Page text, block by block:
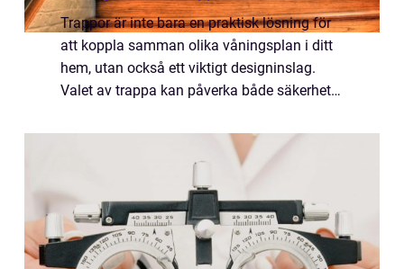
Trappor är inte bara en praktisk lösning för
att koppla samman olika våningsplan i ditt
hem, utan också ett viktigt designinslag.
Valet av trappa kan påverka både säkerhet